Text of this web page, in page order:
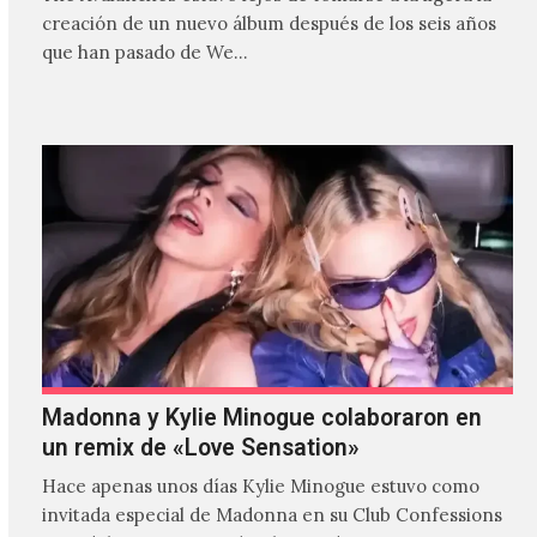
creación de un nuevo álbum después de los seis años
que han pasado de We…
Madonna y Kylie Minogue colaboraron en
un remix de «Love Sensation»
Hace apenas unos días Kylie Minogue estuvo como
invitada especial de Madonna en su Club Confessions